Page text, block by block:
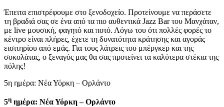
Έπειτα επιστρέφουμε στο ξενοδοχείο. Προτείνουμε να περάσετε
τη βραδιά σας σε ένα από τα πιο αυθεντικά Jazz Bar του Μανχάταν,
με live μουσική, φαγητό και ποτό. Λόγω του ότι πολλές φορές το
κέντρο είναι πλήρες, έχετε τη δυνατότητα κράτησης και αγοράς
εισιτηρίου από εμάς. Για τους λάτρεις του μπέργκερ και της
σοκολάτας, ο ξεναγός μας θα σας προτείνει τα καλύτερα στέκια της
πόλης!
5η ημέρα: Νέα Υόρκη – Ορλάντο
5η ημέρα: Νέα Υόρκη – Ορλάντο